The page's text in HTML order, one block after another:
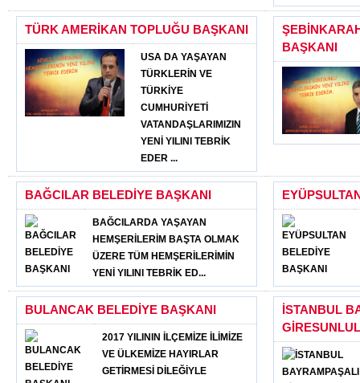
TÜRK AMERİKAN TOPLUĞU BAŞKANI
USA DA YAŞAYAN
TÜRKLERİN VE
TÜRKİYE
CUMHURİYETİ
VATANDAŞLARIMIZIN
YENİ YILINI TEBRİK
EDER ...
BAŞKANI
BAĞCILAR BELEDİYE BAŞKANI
BAĞCILARDA YAŞAYAN
HEMŞERİLERİM BAŞTA OLMAK
ÜZERE TÜM HEMŞERİLERİMİN
YENİ YILINI TEBRİK ED...
BULANCAK BELEDİYE BAŞKANI
2017 YILININ İLÇEMİZE İLİMİZE
VE ÜLKEMİZE HAYIRLAR
GETİRMESİ DİLEĞİYLE
İSTANBUL